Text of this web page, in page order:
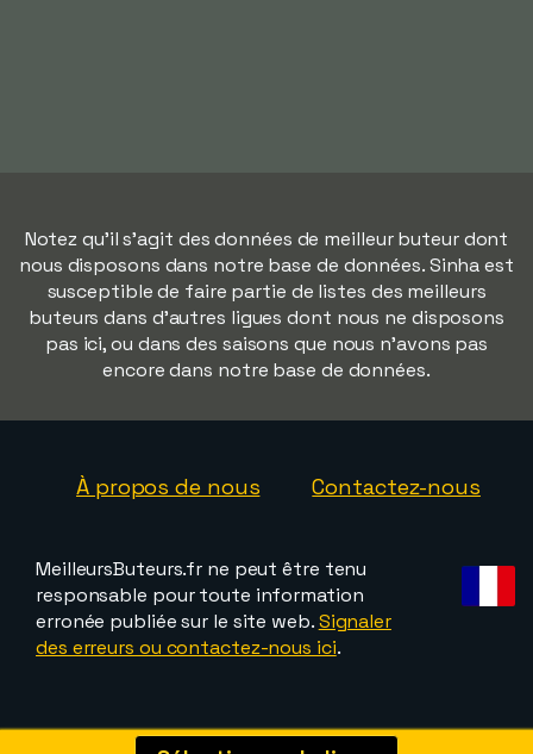
Notez qu'il s'agit des données de meilleur buteur dont
nous disposons dans notre base de données. Sinha est
susceptible de faire partie de listes des meilleurs
buteurs dans d'autres ligues dont nous ne disposons
pas ici, ou dans des saisons que nous n'avons pas
encore dans notre base de données.
À propos de nous Contactez-nous
MeilleursButeurs.fr ne peut être tenu
responsable pour toute information
erronée publiée sur le site web.Signaler
des erreurs ou contactez-nous ici.